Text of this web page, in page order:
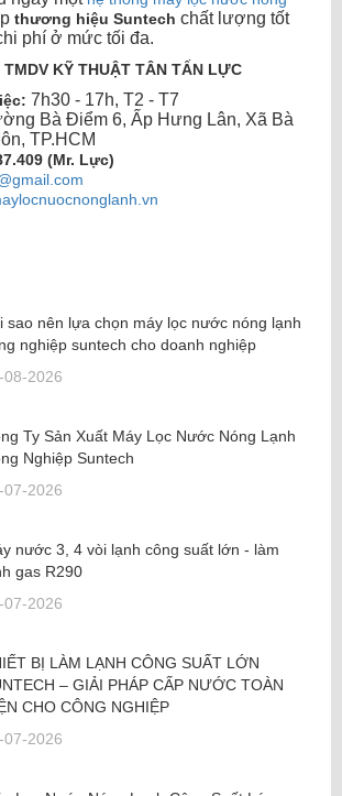
thương hiệu Suntech chất lượng tốt
phí ở mức tối đa.
TMDV KỸ THUẬT TÂN TẤN LỰC
7h30 - 17h, T2 - T7
Bà Điểm 6, Ấp Hưng Lân, Xã Bà
TP.HCM
(Mr. Lực)
sao nên lựa chọn máy lọc nước nóng lạnh
nghiệp suntech cho doanh nghiệp
08-2026
Ty Sản Xuất Máy Lọc Nước Nóng Lạnh
Nghiệp Suntech
07-2026
nước 3, 4 vòi lạnh công suất lớn - làm
gas R290
07-2026
BỊ LÀM LẠNH CÔNG SUẤT LỚN
– GIẢI PHÁP CẤP NƯỚC TOÀN
CHO CÔNG NGHIỆP
07-2026